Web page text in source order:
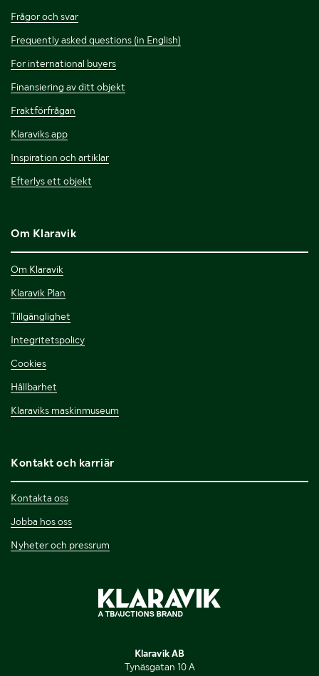
Frågor och svar
Frequently asked questions (in English)
For international buyers
Finansiering av ditt objekt
Fraktförfrågan
Klaraviks app
Inspiration och artiklar
Efterlys ett objekt
Om Klaravik
Om Klaravik
Klaravik Plan
Tillgänglighet
Integritetspolicy
Cookies
Hållbarhet
Klaraviks maskinmuseum
Kontakt och karriär
Kontakta oss
Jobba hos oss
Nyheter och pressrum
Klaravik AB
Tynäsgatan 10 A